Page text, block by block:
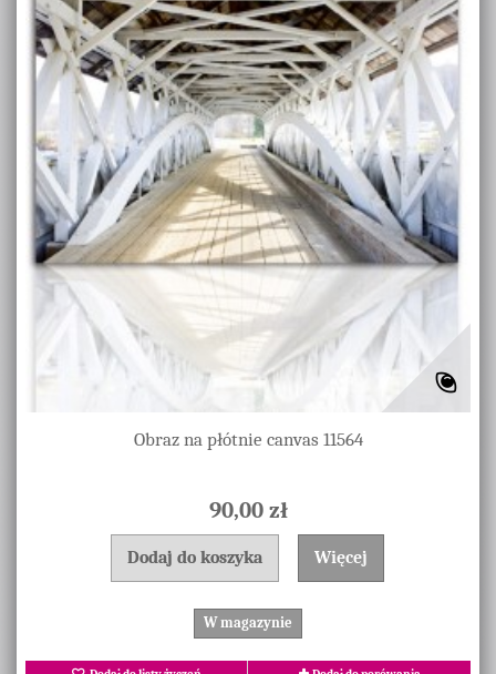
Obraz na płótnie canvas 11564
90,00 zł
Dodaj do koszyka Więcej
W magazynie